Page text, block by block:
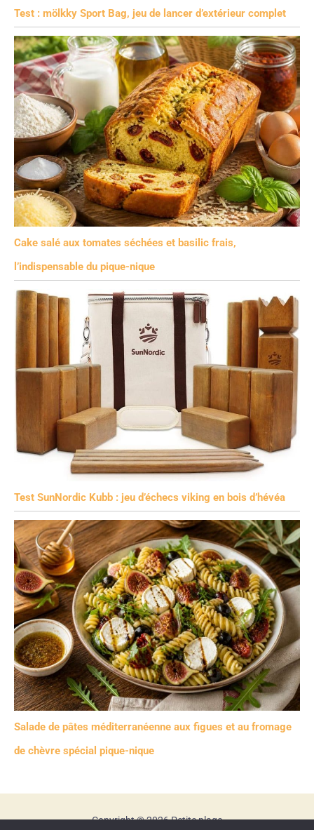
Test : mölkky Sport Bag, jeu de lancer d’extérieur complet
Cake salé aux tomates séchées et basilic frais,
l’indispensable du pique-nique
Test SunNordic Kubb : jeu d’échecs viking en bois d’hévéa
Salade de pâtes méditerranéenne aux figues et au fromage
de chèvre spécial pique-nique
Copyright © 2026 Petite plage